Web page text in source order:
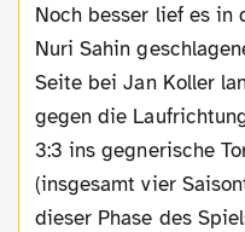
Noch besser lief es in der 76. Minute, als eine von
Nuri Sahin
Seite bei Jan Koller
gegen die
3:3 ins gegnerische
(insgesamt vier
dieser Phase des